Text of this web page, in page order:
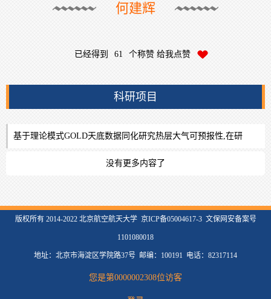
何建辉
已经得到 61 个称赞 给我点赞
科研项目
基于理论模式GOLD天底数据同化研究热层大气可预报性,在研
没有更多内容了
版权所有 2014-2022 北京航空航天大学 京ICP备05004617-3 文保网安备案号
1101080018
地址：北京市海淀区学院路37号 邮编：100191 电话：82317114
您是第0000002308位访客